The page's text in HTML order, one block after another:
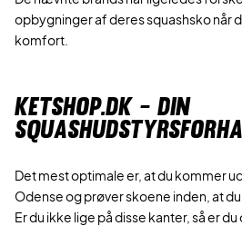
opbygninger af deres squashsko når
komfort.
KETSHOP.DK - DIN
Det mest optimale er, at du kommer
Odense og prøver skoene inden, at
Er du ikke lige på disse kanter, så er